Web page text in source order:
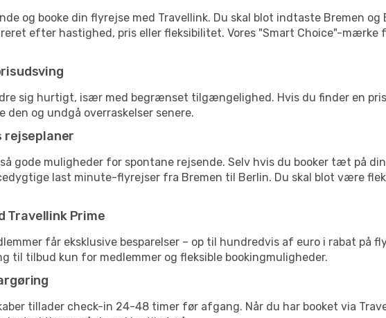
og booke din flyrejse med Travellink. Du skal blot indtaste Bremen
efter hastighed, pris eller fleksibilitet. Vores "Smart Choice"-
sig hurtigt, især med begrænset tilgængelighed. Hvis du finder en
og undgå overraskelser senere.
rejseplaner
gode muligheder for spontane rejsende. Selv hvis du booker tæt på
last minute-flyrejser fra Bremen til Berlin. Du skal blot være
Travellink Prime
får eksklusive besparelser – op til hundredvis af euro i rabat på
til tilbud kun for medlemmer og fleksible bookingmuligheder.
tillader check-in 24-48 timer før afgang. Når du har booket via